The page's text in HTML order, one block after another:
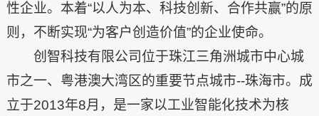
性企业。本着“以人为本、科技创新、合作共赢”的原
则，不断实现“为客户创造价值”的企业使命。
创智科技有限公司位于珠江三角洲城市中心城
市之一、粤港澳大湾区的重要节点城市--珠海市。成
立于2013年8月，是一家以工业智能化技术为核